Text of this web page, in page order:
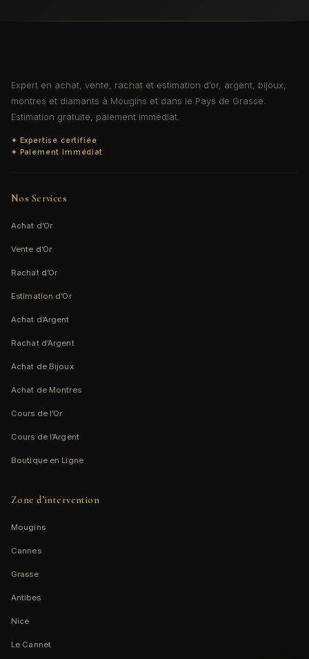
Expert en achat, vente, rachat et estimation d’or, argent, bijoux,
montres et diamants à Mougins et dans le Pays de Grasse.
Estimation gratuite, paiement immédiat.
✦ Expertise certifiée
✦ Paiement immédiat
Nos Services
Achat d’Or
Vente d’Or
Rachat d’Or
Estimation d’Or
Achat d’Argent
Rachat d’Argent
Achat de Bijoux
Achat de Montres
Cours de l’Or
Cours de l’Argent
Boutique en Ligne
Zone d’intervention
Mougins
Cannes
Grasse
Antibes
Nice
Le Cannet